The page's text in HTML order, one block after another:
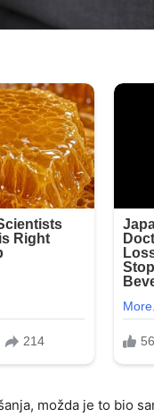
možda je to bio